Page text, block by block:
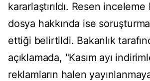
kararlaştırıldı. Resen inceleme
dosya hakkında ise
ettiği belirtildi. Bakanlık
açıklamada, "Kasım ayı
reklamların halen